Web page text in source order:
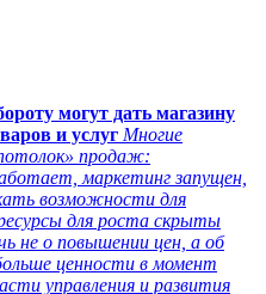
могут дать магазину
и услуг Многие
продаж:
маркетинг запущен,
возможности для
для роста скрыты
не о повышении цен, а об
ценности в момент
управления и развития